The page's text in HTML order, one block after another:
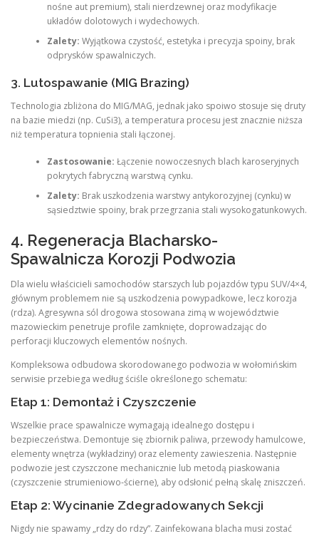
nośne aut premium), stali nierdzewnej oraz modyfikacje
układów dolotowych i wydechowych.
Zalety: Wyjątkowa czystość, estetyka i precyzja spoiny, brak
odprysków spawalniczych.
3. Lutospawanie (MIG Brazing)
Technologia zbliżona do MIG/MAG, jednak jako spoiwo stosuje się druty
na bazie miedzi (np. CuSi3), a temperatura procesu jest znacznie niższa
niż temperatura topnienia stali łączonej.
Zastosowanie: Łączenie nowoczesnych blach karoseryjnych
pokrytych fabryczną warstwą cynku.
Zalety: Brak uszkodzenia warstwy antykorozyjnej (cynku) w
sąsiedztwie spoiny, brak przegrzania stali wysokogatunkowych.
4. Regeneracja Blacharsko-
Spawalnicza Korozji Podwozia
Dla wielu właścicieli samochodów starszych lub pojazdów typu SUV/4×4,
głównym problemem nie są uszkodzenia powypadkowe, lecz korozja
(rdza). Agresywna sól drogowa stosowana zimą w województwie
mazowieckim penetruje profile zamknięte, doprowadzając do
perforacji kluczowych elementów nośnych.
Kompleksowa odbudowa skorodowanego podwozia w wołomińskim
serwisie przebiega według ściśle określonego schematu:
Etap 1: Demontaż i Czyszczenie
Wszelkie prace spawalnicze wymagają idealnego dostępu i
bezpieczeństwa. Demontuje się zbiornik paliwa, przewody hamulcowe,
elementy wnętrza (wykładziny) oraz elementy zawieszenia. Następnie
podwozie jest czyszczone mechanicznie lub metodą piaskowania
(czyszczenie strumieniowo-ścierne), aby odsłonić pełną skalę zniszczeń.
Etap 2: Wycinanie Zdegradowanych Sekcji
Nigdy nie spawamy „rdzy do rdzy”. Zainfekowana blacha musi zostać